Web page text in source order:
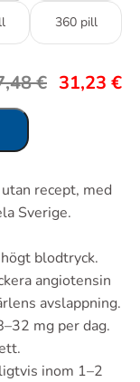
360 pill
€ 31,23 €
recept, med
Sverige.
blodtryck.
angiotensin
avslappning.
mg per dag.
inom 1–2